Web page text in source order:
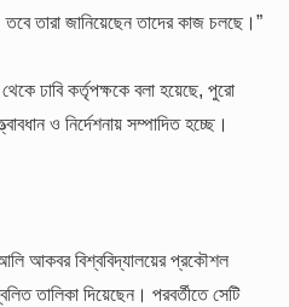
তারা জানিয়েছেন তাদের কাজ চলছে।”
ঢাবি কর্তৃপক্ষকে বলা হয়েছে, পুরো
ও নির্দেশনায় সম্পাদিত হচ্ছে।
আকবর বিশ্ববিদ্যালয়ের প্রকৌশল
তালিকা দিয়েছেন। পরবর্তীতে সেটি